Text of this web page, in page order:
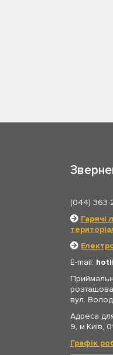
(044) 363-
Гарячі
E-mail:
вул.
Адреса
9, м.Київ,
Графік